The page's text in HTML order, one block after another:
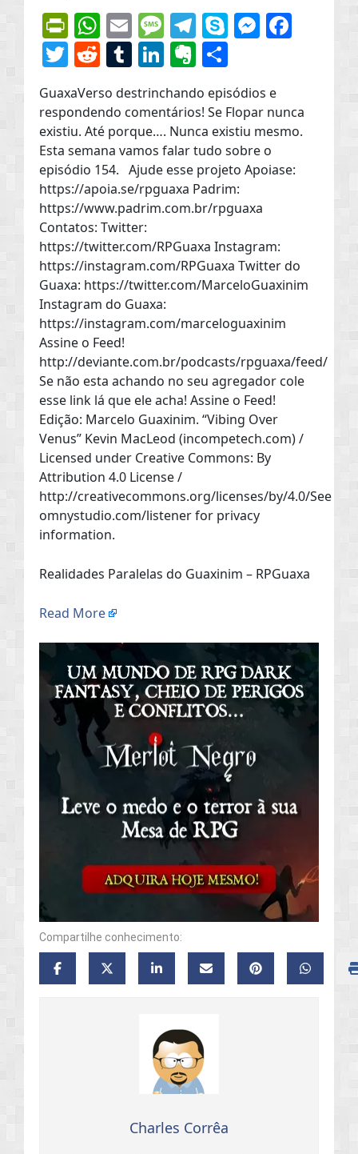
PrintFriendly
WhatsApp
EmailMessage
Telegram
Skype
Twitter
Reddit
Tumblr
LinkedIn
Evernote
GuaxaVerso destrinchando episódios e
respondendo comentários! Se Flopar nunca
existiu. Até porque…. Nunca existiu mesmo.
Esta semana vamos falar tudo sobre o
episódio 154. Ajude esse projeto Apoiase:
https://apoia.se/rpguaxa Padrim:
https://www.padrim.com.br/rpguaxa
Contatos: Twitter:
https://twitter.com/RPGuaxa Instagram:
https://instagram.com/RPGuaxa Twitter do
Guaxa: https://twitter.com/MarceloGuaxinim
Instagram do Guaxa:
https://instagram.com/marceloguaxinim
Assine o Feed!
http://deviante.com.br/podcasts/rpguaxa/feed/
Se não esta achando no seu agregador cole
esse link lá que ele acha! Assine o Feed!
Edição: Marcelo Guaxinim. “Vibing Over
Venus” Kevin MacLeod (incompetech.com) /
Licensed under Creative Commons: By
Attribution 4.0 License /
http://creativecommons.org/licenses/by/4.0/See
omnystudio.com/listener for privacy
information.
Realidades Paralelas do Guaxinim – RPGuaxa
Read More
Compartilhe conhecimento:
Charles Corrêa